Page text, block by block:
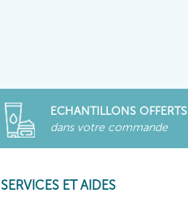
ECHANTILLONS OFFERTS
dans votre commande
SERVICES ET AIDES